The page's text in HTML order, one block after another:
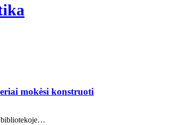
mokėsi konstruoti
bibliotekoje…